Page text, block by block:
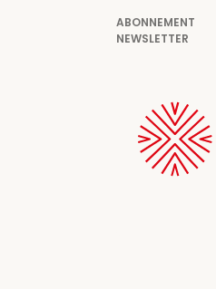
ABONNEMENT
NEWSLETTER